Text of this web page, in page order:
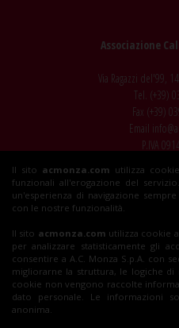
Associazione
Via Ragazzi del'99,
Tel. (+39)
Fax (+39)
Email
P.IVA
© 2026
All rights
Insieme
Il sito acmonza.com utilizza
funzionali all'erogazione del
un'esperienza di navigazione
con le nostre funzionalità.
Il sito acmonza.com utilizza cookie
per analizzare statisticamente gli
consentire a A.C. Monza S.p.A. con
migliorarne la struttura, le logiche di
cookie non vengono raccolte
dato personale. Le informazioni
anonima.